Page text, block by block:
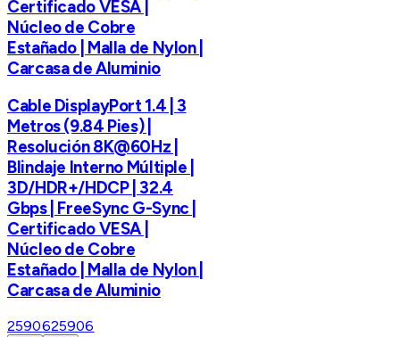
Certificado VESA |
Núcleo de Cobre
Estañado | Malla de Nylon |
Carcasa de Aluminio
Cable DisplayPort 1.4 | 3
Metros (9.84 Pies) |
Resolución 8K@60Hz |
Blindaje Interno Múltiple |
3D/HDR+/HDCP | 32.4
Gbps | FreeSync G-Sync |
Certificado VESA |
Núcleo de Cobre
Estañado | Malla de Nylon |
Carcasa de Aluminio
2590625906